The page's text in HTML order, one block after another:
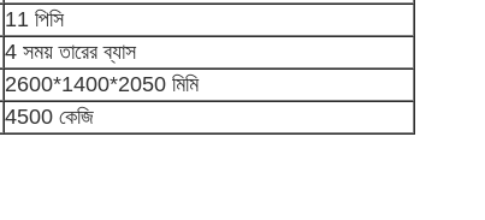
11 পিসি
4 সময় তারের ব্যাস
2600*1400*2050 মিমি
4500 কেজি